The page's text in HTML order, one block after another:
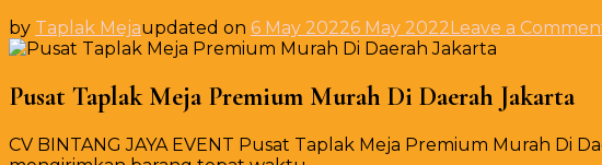
by Taplak Mejaupdated on 6 May 20226 May 2022Leave a
Pusat Taplak Meja Premium Murah Di Daerah Jakarta
CV BINTANG JAYA EVENT Pusat Taplak Meja Premium Murah Di